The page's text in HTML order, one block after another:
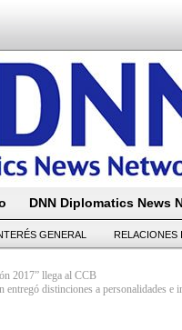
DNN Diplomatics News
GENERAL RELACIONES
2017” llega al CCB
entregó distinciones a personalidades